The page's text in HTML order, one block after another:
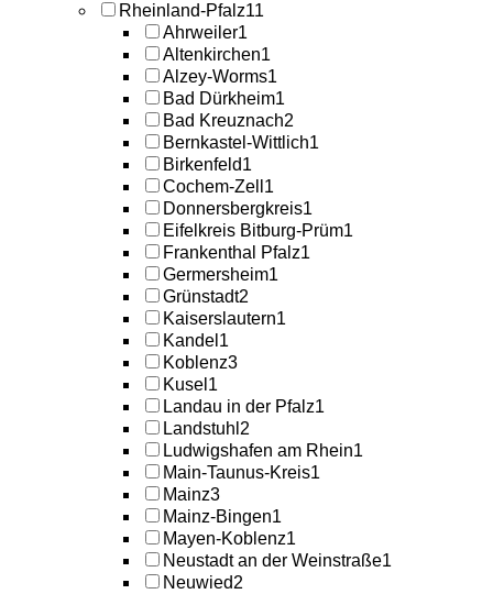
Rheinland-Pfalz11
Ahrweiler1
Altenkirchen1
Alzey-Worms1
Bad Dürkheim1
Bad Kreuznach2
Bernkastel-Wittlich1
Birkenfeld1
Cochem-Zell 1
Donnersbergkreis1
Eifelkreis Bitburg-Prüm1
Frankenthal Pfalz1
Germersheim1
Grünstadt2
Kaiserslautern1
Kandel 1
Koblenz3
Kusel 1
Landau in der Pfalz1
Landstuhl 2
Ludwigshafen am Rhein1
Main-Taunus-Kreis1
Mainz3
Mainz-Bingen1
Mayen-Koblenz1
Neustadt an der Weinstraße1
Neuwied2